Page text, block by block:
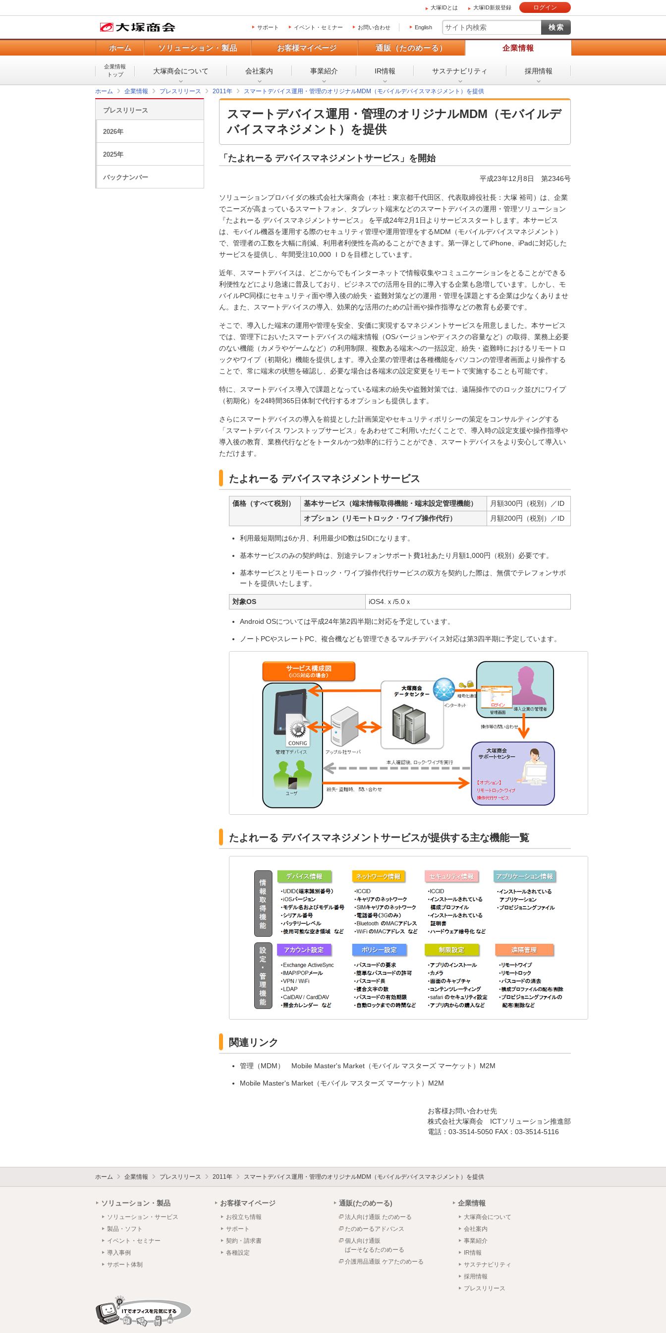
大塚IDとは 大塚ID新規登録 ログイン
サポート イベント・セミナー お問い合わせ English
ホーム ソリューション・製品 お客様マイページ 通販（たのめーる） 企業情報
企業情報
トップ
大塚商会について 会社案内 事業紹介 IR情報 サステナビリティ 採用情報
ホーム 企業情報 プレスリリース 2011年 スマートデバイス運用・管理のオリジナルMDM（モバイルデバイスマネジメント）を提供
スマートデバイス運用・管理のオリジナルMDM（モバイルデ
バイスマネジメント）を提供
「たよれーる デバイスマネジメントサービス」を開始
平成23年12月8日 第2346号
ソリューションプロバイダの株式会社大塚商会（本社：東京都千代田区、代表取締役社長：大塚 裕司）は、企業
でニーズが高まっているスマートフォン、タブレット端末などのスマートデバイスの運用・管理ソリューション
『たよれーる デバイスマネジメントサービス』 を平成24年2月1日よりサービススタートします。本サービス
は、モバイル機器を運用する際のセキュリティ管理や運用管理をするMDM（モバイルデバイスマネジメント）
で、管理者の工数を大幅に削減、利用者利便性を高めることができます。第一弾としてiPhone、iPadに対応した
サービスを提供し、年間受注10,000 ＩＤを目標としています。
近年、スマートデバイスは、どこからでもインターネットで情報収集やコミュニケーションをとることができる
利便性などにより急速に普及しており、ビジネスでの活用を目的に導入する企業も急増しています。しかし、モ
バイルPC同様にセキュリティ面や導入後の紛失・盗難対策などの運用・管理を課題とする企業は少なくありませ
ん。また、スマートデバイスの導入、効果的な活用のための計画や操作指導などの教育も必要です。
そこで、導入した端末の運用や管理を安全、安価に実現するマネジメントサービスを用意しました。本サービス
では、管理下においたスマートデバイスの端末情報（OSバージョンやディスクの容量など）の取得、業務上必要
のない機能（カメラやゲームなど）の利用制限、複数ある端末への一括設定、紛失・盗難時におけるリモートロ
ックやワイプ（初期化）機能を提供します。導入企業の管理者は各種機能をパソコンの管理者画面より操作する
ことで、常に端末の状態を確認し、必要な場合は各端末の設定変更をリモートで実施することも可能です。
特に、スマートデバイス導入で課題となっている端末の紛失や盗難対策では、遠隔操作でのロック並びにワイプ
（初期化）を24時間365日体制で代行するオプションも提供します。
さらにスマートデバイスの導入を前提とした計画策定やセキュリティポリシーの策定をコンサルティングする
「スマートデバイス ワンストップサービス」をあわせてご利用いただくことで、導入時の設定支援や操作指導や
導入後の教育、業務代行などをトータルかつ効率的に行うことができ、スマートデバイスをより安心して導入い
ただけます。
たよれーる デバイスマネジメントサービス
価格（すべて税別） 基本サービス（端末情報取得機能・端末設定管理機能）
月額300円（税別）／ID
オプション（リモートロック・ワイプ操作代行）
月額200円（税別）／ID
利用最短期間は6か月、利用最少ID数は5IDになります。
基本サービスのみの契約時は、別途テレフォンサポート費1社あたり月額1,000円（税別）必要です。
基本サービスとリモートロック・ワイプ操作代行サービスの双方を契約した際は、無償でテレフォンサポ
ートを提供いたします。
対象OS iOS4.ｘ/5.0ｘ
Android OSについては平成24年第2四半期に対応を予定しています。
ノートPCやスレートPC、複合機なども管理できるマルチデバイス対応は第3四半期に予定しています。
たよれーる デバイスマネジメントサービスが提供する主な機能一覧
関連リンク
管理（MDM） Mobile Master's Market（モバイル マスターズ マーケット）M2M
Mobile Master's Market（モバイル マスターズ マーケット）M2M
お客様お問い合わせ先
株式会社大塚商会 ICTソリューション推進部
電話：03-3514-5050 FAX：03-3514-5116
プレスリリース
2026年
2025年
バックナンバー
ホーム 企業情報 プレスリリース 2011年 スマートデバイス運用・管理のオリジナルMDM（モバイルデバイスマネジメント）を提供
ソリューション・製品
ソリューション・サービス
製品・ソフト
イベント・セミナー
導入事例
サポート体制
お客様マイページ
お役立ち情報
サポート
契約・請求書
各種設定
通販(たのめーる)
法人向け通販 たのめーる
たのめーるアドバンス
個人向け通販
ぱーそなるたのめーる
介護用品通販 ケアたのめーる
企業情報
大塚商会について
会社案内
事業紹介
IR情報
サステナビリティ
採用情報
プレスリリース